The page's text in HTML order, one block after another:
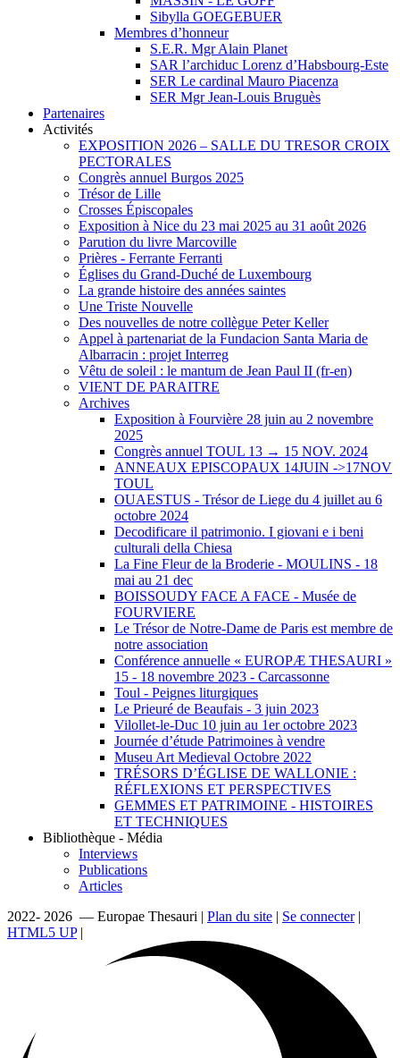
Sibylla GOEGEBUER
Membres d’honneur
S.E.R. Mgr Alain Planet
SAR l’archiduc Lorenz d’Habsbourg-Este
SER Le cardinal Mauro Piacenza
SER Mgr Jean-Louis Bruguès
Partenaires
Activités
EXPOSITION 2026 – SALLE DU TRESOR CROIX
PECTORALES
Congrès annuel Burgos 2025
Trésor de Lille
Crosses Épiscopales
Exposition à Nice du 23 mai 2025 au 31 août 2026
Parution du livre Marcoville
Prières - Ferrante Ferranti
Églises du Grand-Duché de Luxembourg
La grande histoire des années saintes
Une Triste Nouvelle
Des nouvelles de notre collègue Peter Keller
Appel à partenariat de la Fundacion Santa Maria de
Albarracin : projet Interreg
Vêtu de soleil : le mantum de Jean Paul II (fr-en)
VIENT DE PARAITRE
Archives
Exposition à Fourvière 28 juin au 2 novembre
2025
Congrès annuel TOUL 13 → 15 NOV. 2024
ANNEAUX EPISCOPAUX 14JUIN ->17NOV
TOUL
OUAESTUS - Trésor de Liege du 4 juillet au 6
octobre 2024
Decodificare il patrimonio. I giovani e i beni
culturali della Chiesa
La Fine Fleur de la Broderie - MOULINS - 18
mai au 21 dec
BOISSOUDY FACE A FACE - Musée de
FOURVIERE
Le Trésor de Notre-Dame de Paris est membre de
notre association
Conférence annuelle « EUROPÆ THESAURI »
15 ‐ 18 novembre 2023 - Carcassonne
Toul - Peignes liturgiques
Le Prieuré de Beaufais - 3 juin 2023
Vilollet-le-Duc 10 juin au 1er octobre 2023
Journée d’étude Patrimoines à vendre
Museu Art Medieval Octobre 2022
TRÉSORS D’ÉGLISE DE WALLONIE :
RÉFLEXIONS ET PERSPECTIVES
GEMMES ET PATRIMOINE - HISTOIRES
ET TECHNIQUES
Bibliothèque - Média
Interviews
Publications
Articles
2022- 2026 — Europae Thesauri | Plan du site | Se connecter|
HTML5 UP|